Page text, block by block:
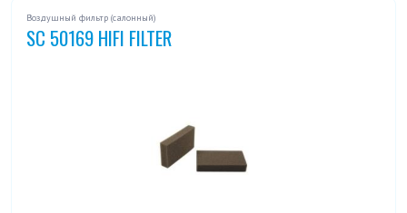
Воздушный фильтр (салонный)
SC 50169 HIFI FILTER